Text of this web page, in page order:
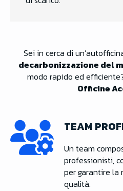
Sei in cerca di
decarbonizzazione del
modo rapido ed
Officine
TEAM
Un team
professionisti,
per garantire la
qualità.